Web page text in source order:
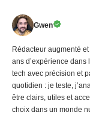
Gwen
Rédacteur augmenté
ans d’expérience dans
tech avec précision et
quotidien : je teste,
être clairs, utiles et
choix dans un monde